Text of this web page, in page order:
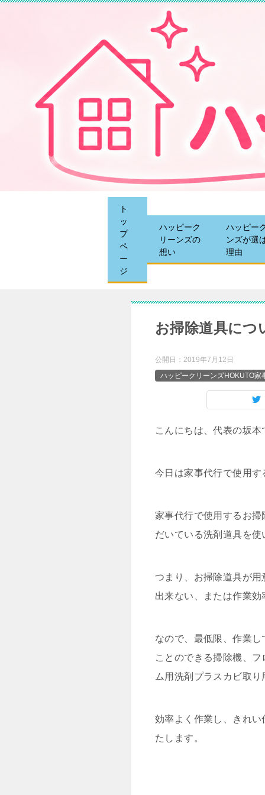
ト
ッ
プ
ペ
ー
ジ
ハッピーク
リーンズの
想い
ハッピー
ンズが選
理由
お掃除道具につ
公開日： 2019年7月12日
ハッピークリーンズHOKUTO家
こんにちは、代表の坂本
今日は家事代行で使用
家事代行で使用するお
だいている洗剤道具を
つまり、お掃除道具が
出来ない、または作業
なので、最低限、作業
ことのできる掃除機、
ム用洗剤プラスカビ取
効率よく作業し、きれ
たします。